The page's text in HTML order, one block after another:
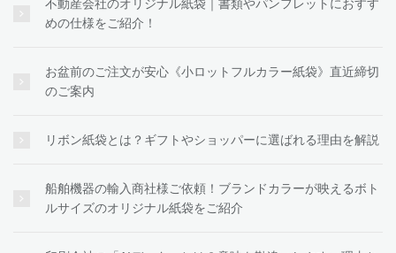
不動産会社のオリジナル紙袋｜書類やパンフレットにおすす
めの仕様をご紹介！
お盆前のご注文が安心《小ロットフルカラー紙袋》直近締切
のご案内
リボン紙袋とは？ギフトやショッパーに選ばれる理由を解説
船舶機器の輸入商社様ご依頼！ブランドカラーが映えるボト
ルサイズのオリジナル紙袋をご紹介